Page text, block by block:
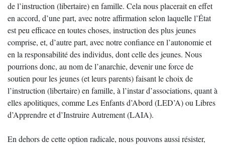
de l’instruction (libertaire) en famille. Cela nous placerait en effet
en accord, d’une part, avec notre affirmation selon laquelle l’État
est peu efficace en toutes choses, instruction des plus jeunes
comprise, et, d’autre part, avec notre confiance en l’autonomie et
en la responsabilité des individus, dont celle des jeunes. Nous
pourrions donc, au nom de l’anarchie, devenir une force de
soutien pour les jeunes (et leurs parents) faisant le choix de
l’instruction (libertaire) en famille, à l’instar d’associations, quant à
elles apolitiques, comme Les Enfants d’Abord (LED’A) ou Libres
d’Apprendre et d’Instruire Autrement (LAIA).
En dehors de cette option radicale, nous pouvons aussi résister,